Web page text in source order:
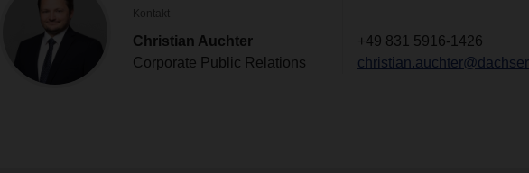
Kontakt
Christian Auchter
Corporate Public Relations
+49 831 5916-1426